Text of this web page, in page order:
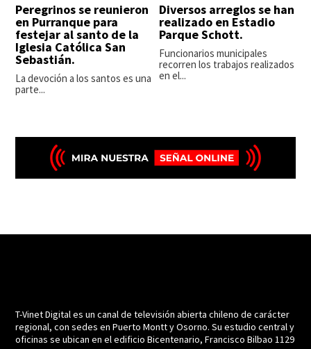
Peregrinos se reunieron
en Purranque para
festejar al santo de la
Iglesia Católica San
Sebastián.
La devoción a los santos es una
parte...
Diversos arreglos se han
realizado en Estadio
Parque Schott.
Funcionarios municipales
recorren los trabajos realizados
en el...
T-Vinet Digital es un canal de televisión abierta chileno de carácter
regional, con sedes en Puerto Montt y Osorno. Su estudio central y
oficinas se ubican en el edificio Bicentenario, Francisco Bilbao 1129